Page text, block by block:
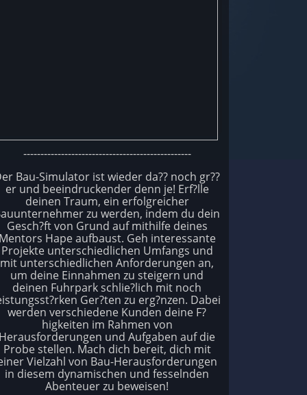
-------------------------------------------------
Bau-Simulator ist wieder da?? noch gr??
er und beeindruckender denn je! Erf?lle
deinen Traum, ein erfolgreicher
zu werden, indem du dein
Gesch?ft von Grund auf mithilfe deines
Hape aufbaust. Geh interessante
Projekte unterschiedlichen Umfangs und
mit unterschiedlichen Anforderungen an,
um deine Einnahmen zu steigern und
deinen Fuhrpark schlie?lich mit noch
Ger?ten zu erg?nzen. Dabei
werden verschiedene Kunden deine F?
higkeiten im Rahmen von
und Aufgaben auf die
Probe stellen. Mach dich bereit, dich mit
Vielzahl von Bau-Herausforderungen
in diesem dynamischen und fesselnden
Abenteuer zu beweisen!